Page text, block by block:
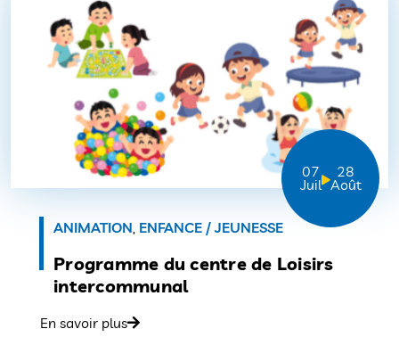
07
Juil
28
Août
ANIMATION, ENFANCE / JEUNESSE
Programme du centre de Loisirs
intercommunal
En savoir plus